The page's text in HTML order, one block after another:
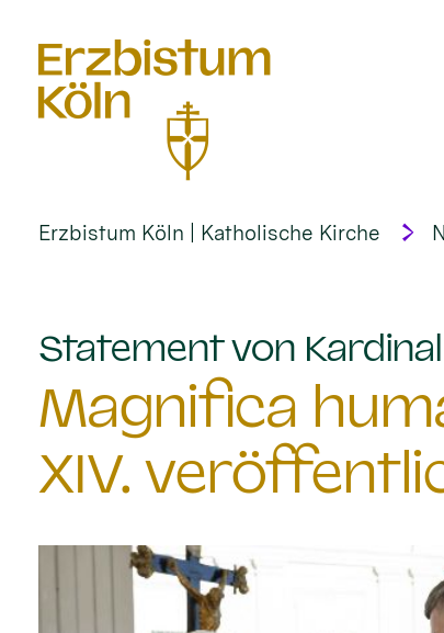
Erzbistum Köln | Katholische Kirche
Statement von
Magnifica
XIV.